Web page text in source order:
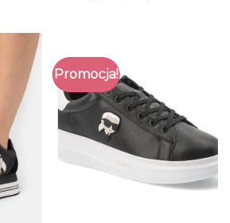
Promocja!